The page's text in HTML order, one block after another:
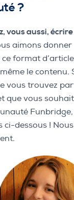
?
vous aussi,
aimons
format
le contenu.
vous trouvez
que vous
ci-dessous !